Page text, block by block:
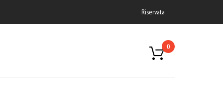
Riservata
0